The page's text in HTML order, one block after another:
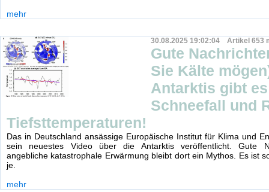
mehr
30.08.2025 19:02:04 Artikel 653
Gute
Sie Kälte
Antarktis gibt
Schneefall und
Tiefsttemperaturen!
Das in Deutschland ansässige Europäische Institut für Klima und
sein neuestes Video über die Antarktis veröffentlicht. Gute
angebliche katastrophale Erwärmung bleibt dort ein Mythos. Es ist
je.
mehr